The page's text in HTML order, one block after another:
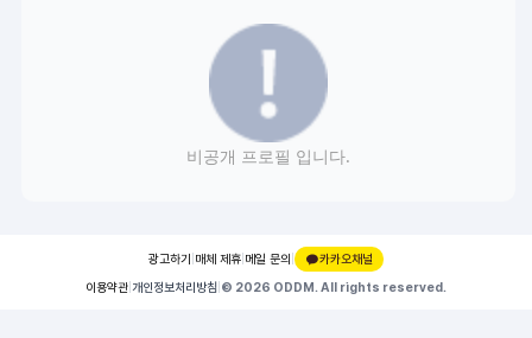
비공개 프로필 입니다.
광고하기 매체 제휴 메일 문의 |
카카오채널
이용약관 개인정보처리방침 © 2026 ODDM. All rights reserved.